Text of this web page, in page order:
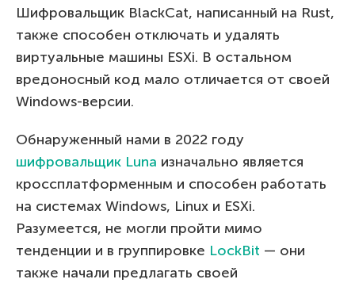
Шифровальщик BlackCat, написанный на Rust,
также способен отключать и удалять
виртуальные машины ESXi. В остальном
вредоносный код мало отличается от своей
Windows-версии.
Обнаруженный нами в 2022 году
шифровальщик Luna изначально является
кроссплатформенным и способен работать
на системах Windows, Linux и ESXi.
Разумеется, не могли пройти мимо
тенденции и в группировке LockBit — они
также начали предлагать своей